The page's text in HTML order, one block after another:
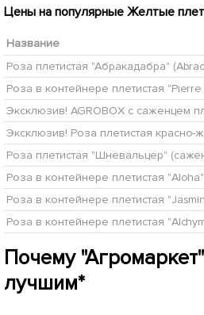
Цены на популярные Желтые
Название
Почему
лучшим*